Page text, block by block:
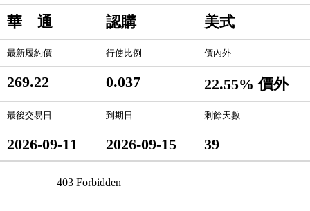
華 通 認購 美式
最新履約價 行使比例 價內外
269.22 0.037 22.55% 價外
最後交易日 到期日 剩餘天數
2026-09-11 2026-09-15 39